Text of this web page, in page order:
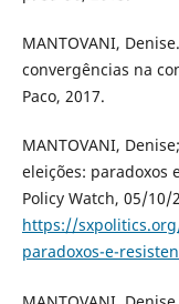
MANTOVANI,
convergências na
Paco, 2017.
MANTOVANI,
eleições: paradoxos
Policy Watch, 05/
https://
paradoxos-e-